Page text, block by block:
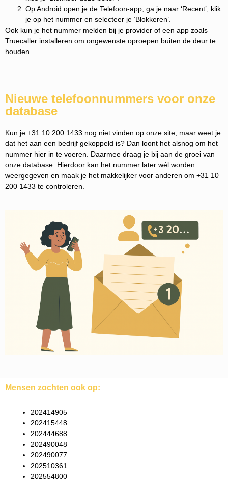
Op Android open je de Telefoon-app, ga je naar ‘Recent’, klik
je op het nummer en selecteer je ‘Blokkeren’.
Ook kun je het nummer melden bij je provider of een app zoals
Truecaller installeren om ongewenste oproepen buiten de deur te
houden.
Nieuwe telefoonnummers voor onze
database
Kun je +31 10 200 1433 nog niet vinden op onze site, maar weet je
dat het aan een bedrijf gekoppeld is? Dan loont het alsnog om het
nummer hier in te voeren. Daarmee draag je bij aan de groei van
onze database. Hierdoor kan het nummer later wél worden
weergegeven en maak je het makkelijker voor anderen om +31 10
200 1433 te controleren.
Mensen zochten ook op:
202414905
202415448
202444688
202490048
202490077
202510361
202554800